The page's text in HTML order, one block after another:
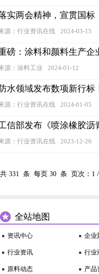
实两会精神，宣贯国标
源：行业资讯在线 2024-03-15
磅：涂料和颜料生产企
源：涂料工业 2024-01-12
水领域发布数项新行标
源：行业资讯在线 2024-01-05
信部发布《喷涂橡胶沥
源：行业资讯在线 2023-12-26
共 331 条 每页 30 条 页次： 1 /
全站地图
资讯中心
行业资讯
原料动态
企业
行业
产品